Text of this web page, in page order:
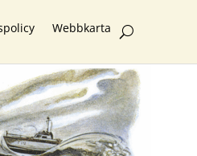
Webbkarta